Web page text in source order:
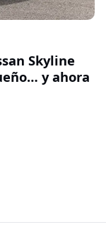
Skyline
y ahora